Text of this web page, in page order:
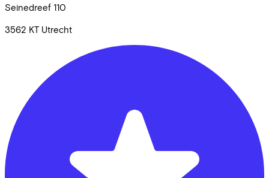
Seinedreef 110
3562 KT Utrecht